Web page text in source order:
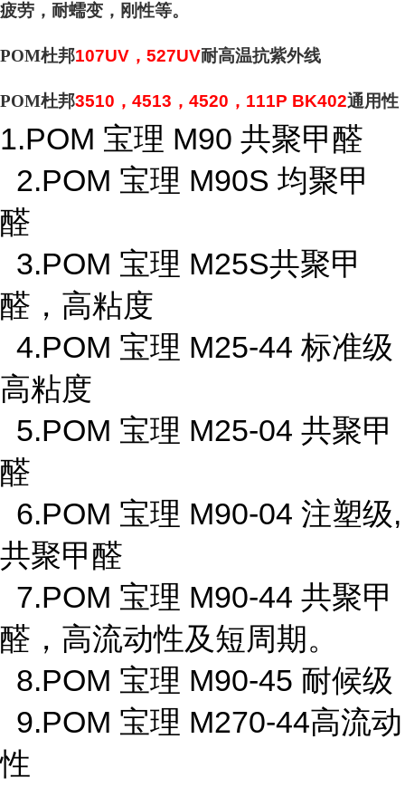
疲劳，耐蠕变，刚性等。
POM杜邦107UV，527UV耐高温抗紫外线
POM杜邦3510，4513，4520，111P BK402通用性
1.POM 宝理 M90 共聚甲醛
2.POM 宝理 M90S 均聚甲
醛
3.POM 宝理 M25S共聚甲
醛，高粘度
4.POM 宝理 M25-44 标准级
高粘度
5.POM 宝理 M25-04 共聚甲
醛
6.POM 宝理 M90-04 注塑级,
共聚甲醛
7.POM 宝理 M90-44 共聚甲
醛，高流动性及短周期。
8.POM 宝理 M90-45 耐候级
9.POM 宝理 M270-44高流动
性